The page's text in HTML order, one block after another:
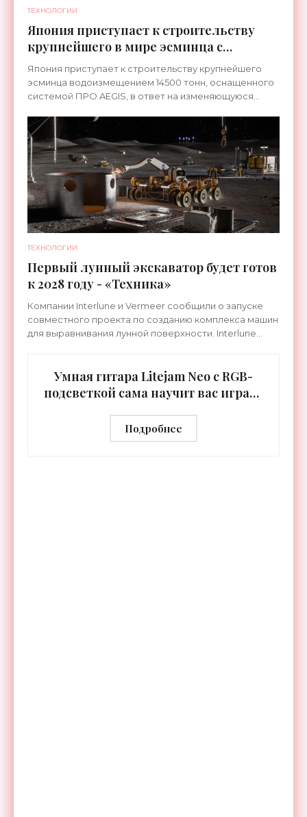
ТЕХНОЛОГИИ
Япония приступает к строительству
крупнейшего в мире эсминца с
системой ПРО AEGIS - «Оружие»
Япония приступает к строительству крупнейшего
эсминца водоизмещением 14500 тонн, оснащенного
системой ПРО AEGIS, в ответ на изменяющуюся
ракетные
ТЕХНОЛОГИИ
Первый лунный экскаватор будет готов
к 2028 году - «Техника»
Компании Interlune и Vermeer сообщили о запуске
совместного проекта по созданию комплекса машин
для выравнивания лунной поверхности. Interlune
Умная гитара Litejam Neo с RGB-
подсветкой сама научит вас играть
Подробнее